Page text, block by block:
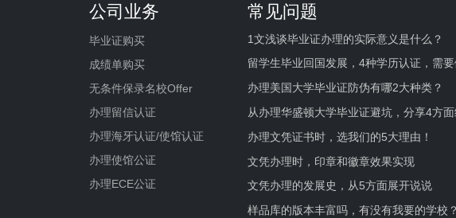
公司业务
毕业证购买
成绩单购买
无条件保录名校Offer
办理留信认证
办理海牙认证/使馆认证
办理使馆公证
办理ECE公证
常见问题
1文浅谈毕业证办理的实际意义是什么？
留学生毕业回国发展，4种学历认证，需要
办理美国大学毕业证防伪有哪2大种类？
从办理华盛顿大学毕业证避坑，分享4方面
办理文凭证书时，选我们的5大理由！
文凭办理时，印章和徽章效果实现
文凭办理的发展史，从5方面展开说说
样品库的版本丰富吗，有没有我要的学校？